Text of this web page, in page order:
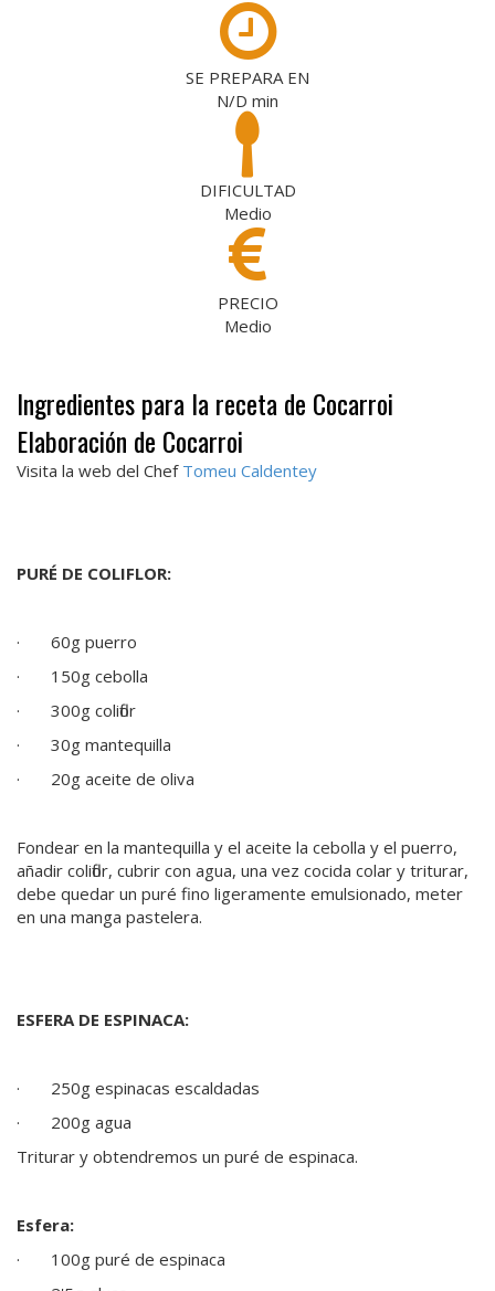
SE PREPARA EN
N/D min
DIFICULTAD
Medio
PRECIO
Medio
Ingredientes para la receta de Cocarroi
Elaboración de Cocarroi
Visita la web del Chef Tomeu Caldentey
PURÉ DE COLIFLOR:
· 60g puerro
· 150g cebolla
· 300g coliflor
· 30g mantequilla
· 20g aceite de oliva
Fondear en la mantequilla y el aceite la cebolla y el puerro,
añadir coliflor, cubrir con agua, una vez cocida colar y triturar,
debe quedar un puré fino ligeramente emulsionado, meter
en una manga pastelera.
ESFERA DE ESPINACA:
· 250g espinacas escaldadas
· 200g agua
Triturar y obtendremos un puré de espinaca.
Esfera:
· 100g puré de espinaca